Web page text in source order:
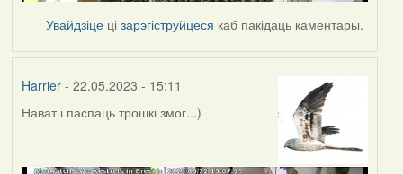
Увайдзіце цізарэгіструйцеся каб пакідаць каментары.
Harrier- 22.05.2023 - 15:11
Нават і паспаць трошкі змог...)